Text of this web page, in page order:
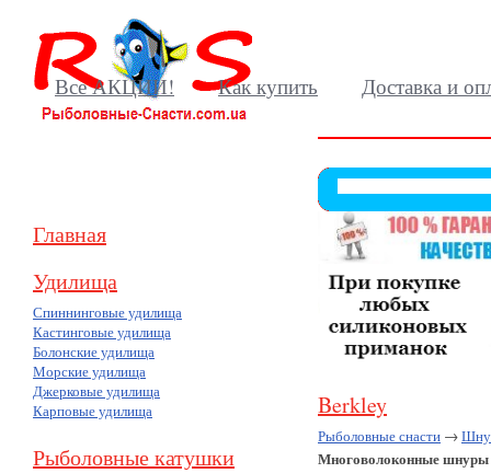
Все АКЦИИ! Как купить Доставка и
Главная
Удилища
Спиннинговые удилища
Кастинговые удилища
Болонские удилища
Морские удилища
Джерковые удилища
Карповые удилища
Рыболовные катушки
Berkley
Рыболовные снасти →
Многоволоконные